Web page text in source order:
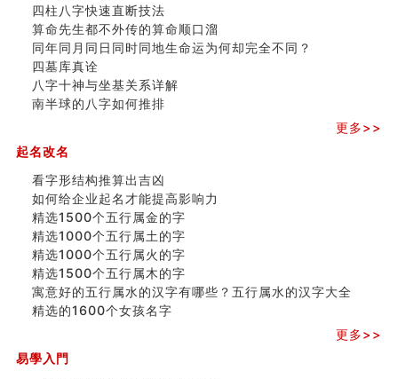
命理解说：想请问什么时候能够遇到姻缘结婚？
商舖選址的風水講究 (下)
吉凶神跳上大运时的断法【四柱技巧】
家居常見風水形煞及化解方法 (一)
刘燮鈞讲人相 手纹与命运(一)
玄空本义 (二)
大門風水五大禁忌！大門風水擺設？門中門風水解方？
寓意好的五行属水的汉字有哪些？五行属水的汉字大全
四柱八字快速直断技法
算命先生都不外传的算命顺口溜
同年同月同日同时同地生命运为何却完全不同？
四墓库真诠
八字十神与坐基关系详解
南半球的八字如何推排
更多>>
起名改名
看字形结构推算出吉凶
如何给企业起名才能提高影响力
精选1500个五行属金的字
精选1000个五行属土的字
精选1000个五行属火的字
精选1500个五行属木的字
寓意好的五行属水的汉字有哪些？五行属水的汉字大全
精选的1600个女孩名字
更多>>
易學入門